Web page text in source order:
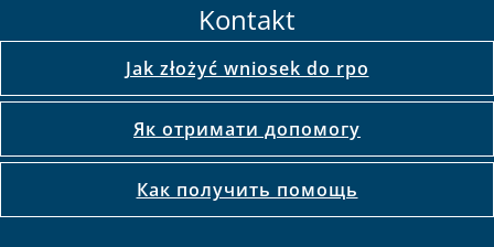
Kontakt
Jak złożyć wniosek do rpo
Як отримати допомогу
Как получить помощь